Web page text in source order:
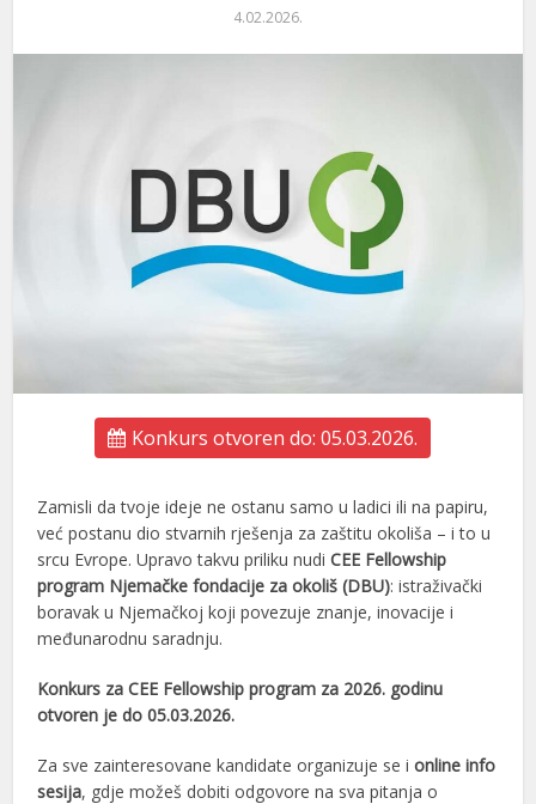
4.02.2026.
Konkurs otvoren do: 05.03.2026.
Zamisli da tvoje ideje ne ostanu samo u ladici ili na papiru,
već postanu dio stvarnih rješenja za zaštitu okoliša – i to u
srcu Evrope. Upravo takvu priliku nudiCEE Fellowship
program Njemačke fondacije za okoliš (DBU): istraživački
boravak u Njemačkoj koji povezuje znanje, inovacije i
međunarodnu saradnju.
Konkurs za CEE Fellowship program za 2026. godinu
otvoren je do 05.03.2026.
Za sve zainteresovane kandidate organizuje se ionline info
sesija, gdje možeš dobiti odgovore na sva pitanja o